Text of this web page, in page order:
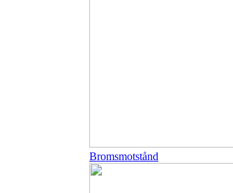
Bromsmotstånd